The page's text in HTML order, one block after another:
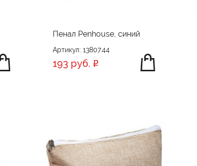
Пенал Penhouse, синий
Артикул: 13807.44
193 руб.